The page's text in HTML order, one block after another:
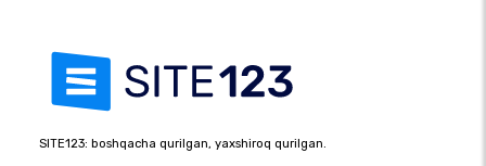
SITE123: boshqacha qurilgan, yaxshiroq qurilgan.